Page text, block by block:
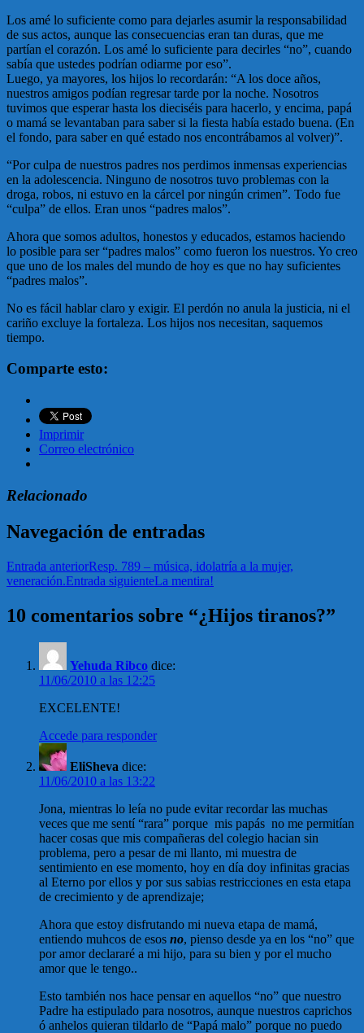
Los amé lo suficiente como para dejarles asumir la responsabilidad
de sus actos, aunque las consecuencias eran tan duras, que me
partían el corazón. Los amé lo suficiente para decirles “no”, cuando
sabía que ustedes podrían odiarme por eso”.
Luego, ya mayores, los hijos lo recordarán: “A los doce años,
nuestros amigos podían regresar tarde por la noche. Nosotros
tuvimos que esperar hasta los dieciséis para hacerlo, y encima, papá
o mamá se levantaban para saber si la fiesta había estado buena. (En
el fondo, para saber en qué estado nos encontrábamos al volver)”.
“Por culpa de nuestros padres nos perdimos inmensas experiencias
en la adolescencia. Ninguno de nosotros tuvo problemas con la
droga, robos, ni estuvo en la cárcel por ningún crimen”. Todo fue
“culpa” de ellos. Eran unos “padres malos”.
Ahora que somos adultos, honestos y educados, estamos haciendo
lo posible para ser “padres malos” como fueron los nuestros. Yo creo
que uno de los males del mundo de hoy es que no hay suficientes
“padres malos”.
No es fácil hablar claro y exigir. El perdón no anula la justicia, ni el
cariño excluye la fortaleza. Los hijos nos necesitan, saquemos
tiempo.
Comparte esto:
Imprimir
Correo electrónico
Relacionado
Navegación de entradas
Entrada anteriorResp. 789 – música, idolatría a la mujer,
veneración.Entrada siguienteLa mentira!
10 comentarios sobre “¿Hijos tiranos?”
Yehuda Ribco dice:
11/06/2010 a las 12:25
EXCELENTE!
Accede para responder
EliSheva dice:
11/06/2010 a las 13:22
Jona, mientras lo leía no pude evitar recordar las muchas
veces que me sentí “rara” porque mis papás no me permitían
hacer cosas que mis compañeras del colegio hacian sin
problema, pero a pesar de mi llanto, mi muestra de
sentimiento en ese momento, hoy en día doy infinitas gracias
al Eterno por ellos y por sus sabias restricciones en esta etapa
de crecimiento y de aprendizaje;
Ahora que estoy disfrutando mi nueva etapa de mamá,
entiendo muhcos de esos no, pienso desde ya en los “no” que
por amor declararé a mi hijo, para su bien y por el mucho
amor que le tengo..
Esto también nos hace pensar en aquellos “no” que nuestro
Padre ha estipulado para nosotros, aunque nuestros caprichos
ó anhelos quieran tildarlo de “Papá malo” porque no puedo